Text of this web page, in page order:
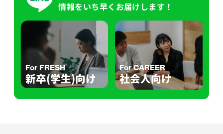
情報をいち早くお届けします！
For FRESH
新卒(学生)向け
For CAREER
社会人向け